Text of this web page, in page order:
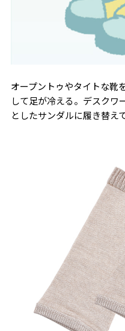
オープントゥやタイトな靴
して足が冷える。デスクワ
としたサンダルに履き替えて